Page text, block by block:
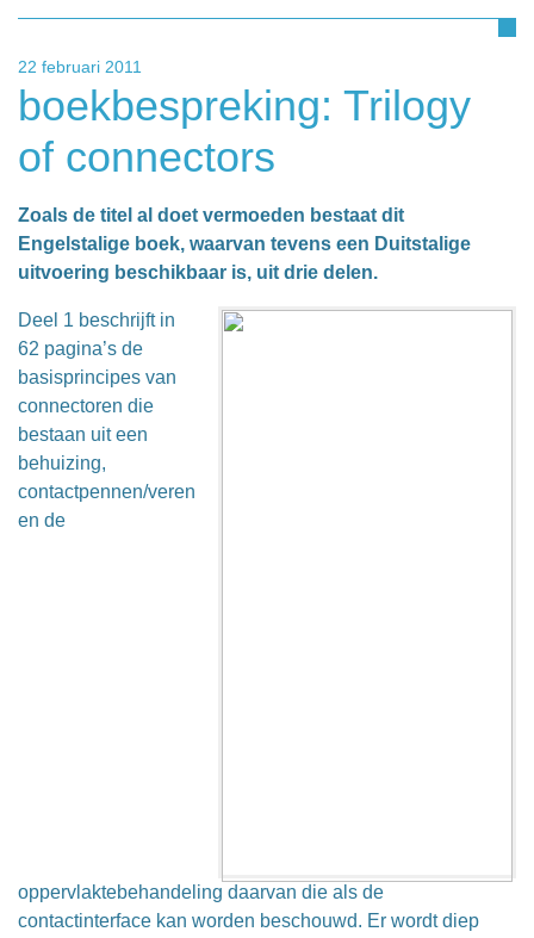
22 februari 2011
boekbespreking: Trilogy
of connectors
Zoals de titel al doet vermoeden bestaat dit
Engelstalige boek, waarvan tevens een Duitstalige
uitvoering beschikbaar is, uit drie delen.
Deel 1 beschrijft in
62 pagina’s de
basisprincipes van
connectoren die
bestaan uit een
behuizing,
contactpennen/veren
en de
oppervlaktebehandeling daarvan die als de
contactinterface kan worden beschouwd. Er wordt diep